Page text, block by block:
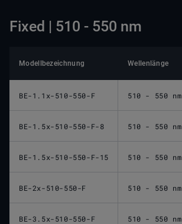
Fixed | 510 - 550 nm
Modellbezeichnung Wellenlänge
BE-1.1x-510-550-F 510 - 550 nm
BE-1.5x-510-550-F-8 510 - 550 nm
BE-1.5x-510-550-F-15 510 - 550 nm
BE-2x-510-550-F 510 - 550 nm
BE-3.5x-510-550-F 510 - 550 nm